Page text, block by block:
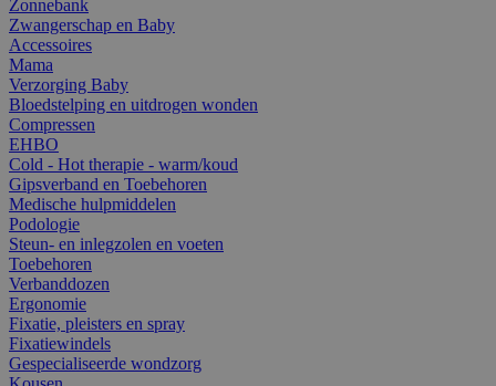
Zonnebank
Zwangerschap en Baby
Accessoires
Mama
Verzorging Baby
Bloedstelping en uitdrogen wonden
Compressen
EHBO
Cold - Hot therapie - warm/koud
Gipsverband en Toebehoren
Medische hulpmiddelen
Podologie
Steun- en inlegzolen en voeten
Toebehoren
Verbanddozen
Ergonomie
Fixatie, pleisters en spray
Fixatiewindels
Gespecialiseerde wondzorg